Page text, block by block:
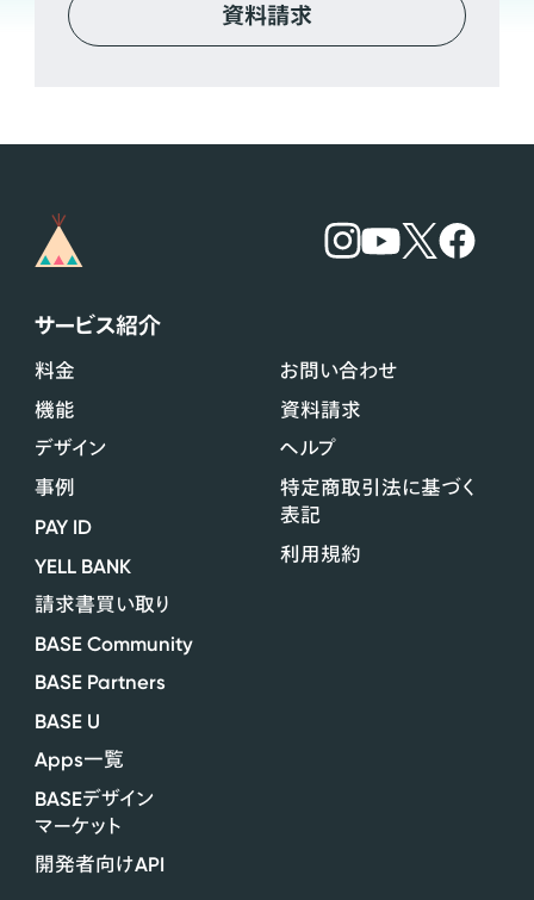
資料請求
サービス紹介
料金
機能
デザイン
事例
PAY ID
YELL BANK
請求書買い取り
BASE Community
BASE Partners
BASE U
Apps一覧
BASEデザイン
マーケット
開発者向けAPI
お問い合わせ
資料請求
ヘルプ
特定商取引法に基づく
表記
利用規約